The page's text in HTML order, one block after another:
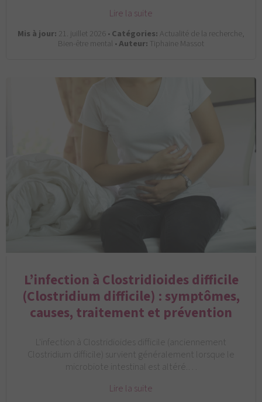
Lire la suite
Mis à jour: 21. juillet 2026 •Catégories: Actualité de la recherche,
Bien-être mental •Auteur: Tiphaine Massot
L’infection à Clostridioides difficile
(Clostridium difficile) : symptômes,
causes, traitement et prévention
L'infection à Clostridioides difficile (anciennement
Clostridium difficile) survient généralement lorsque le
microbiote intestinal est altéré.…
Lire la suite